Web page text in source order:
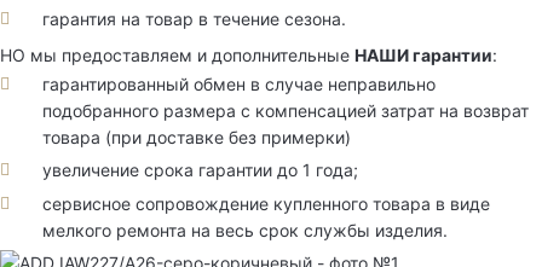
гарантия на товар в течение сезона.
НО мы предоставляем и дополнительные НАШИ гарантии:
гарантированный обмен в случае неправильно
подобранного размера с компенсацией затрат на возврат
товара (при доставке без примерки)
увеличение срока гарантии до 1 года;
сервисное сопровождение купленного товара в виде
мелкого ремонта на весь срок службы изделия.